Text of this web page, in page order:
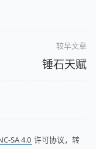
较早文章
锤石天赋
SA 4.0 许可协议，转